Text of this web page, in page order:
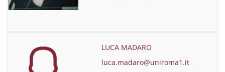
LUCA MADARO
luca.madaro@uniroma1.it